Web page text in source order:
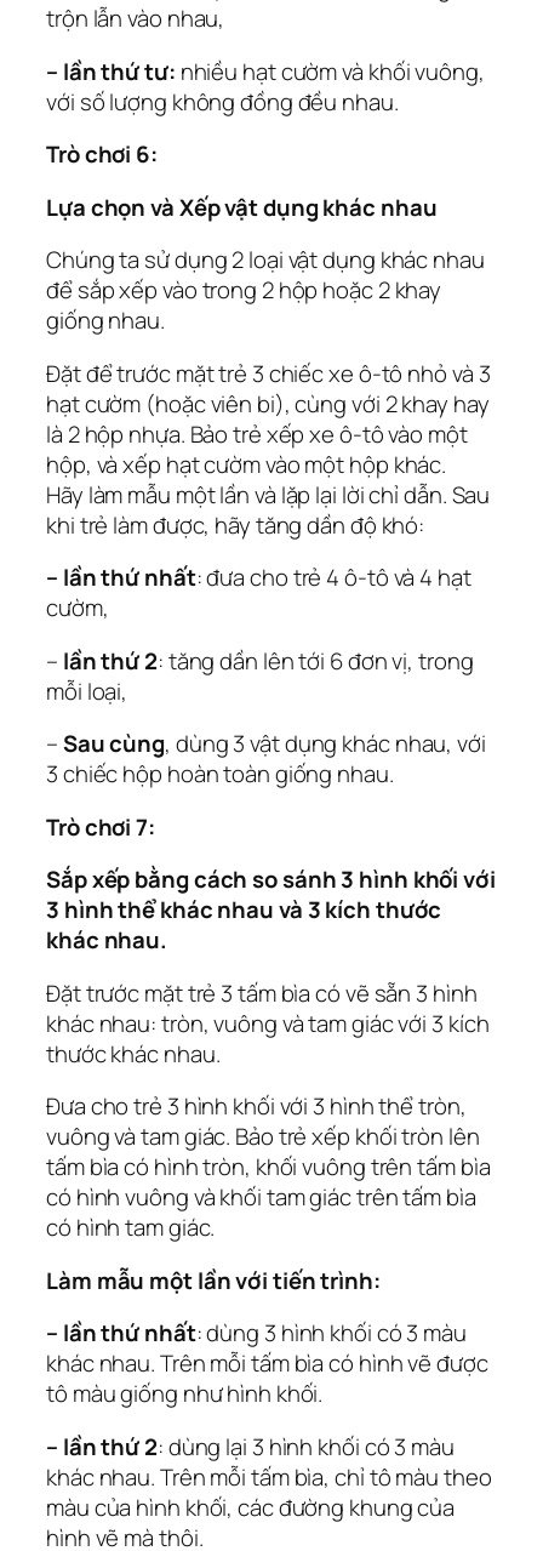
trộn lẫn vào nhau,
– lần thứ tư: nhiều hạt cườm và khối vuông,
với số lượng không đồng đều nhau.
Trò chơi 6:
Lựa chọn và Xếp vật dụng khác nhau
Chúng ta sử dụng 2 loại vật dụng khác nhau
để sắp xếp vào trong 2 hộp hoặc 2 khay
giống nhau.
Đặt để trước mặt trẻ 3 chiếc xe ô-tô nhỏ và 3
hạt cườm (hoặc viên bi), cùng với 2 khay hay
là 2 hộp nhựa. Bảo trẻ xếp xe ô-tô vào một
hộp, và xếp hạt cườm vào một hộp khác.
Hãy làm mẫu một lần và lặp lại lời chỉ dẫn. Sau
khi trẻ làm được, hãy tăng dần độ khó:
– lần thứ nhất: đưa cho trẻ 4 ô-tô và 4 hạt
cườm,
– lần thứ 2: tăng dần lên tới 6 đơn vị, trong
mỗi loại,
–Sau cùng, dùng 3 vật dụng khác nhau, với
3 chiếc hộp hoàn toàn giống nhau.
Trò chơi 7:
Sắp xếp bằng cách so sánh 3 hình khối với
3 hình thể khác nhau và 3 kích thước
khác nhau.
Đặt trước mặt trẻ 3 tấm bìa có vẽ sẵn 3 hình
khác nhau: tròn, vuông và tam giác với 3 kích
thước khác nhau.
Đưa cho trẻ 3 hình khối với 3 hình thể tròn,
vuông và tam giác. Bảo trẻ xếp khối tròn lên
tấm bìa có hình tròn, khối vuông trên tấm bìa
có hình vuông và khối tam giác trên tấm bìa
có hình tam giác.
Làm mẫu một lần với tiến trình:
– lần thứ nhất: dùng 3 hình khối có 3 màu
khác nhau. Trên mỗi tấm bìa có hình vẽ được
tô màu giống như hình khối.
– lần thứ 2: dùng lại 3 hình khối có 3 màu
khác nhau. Trên mỗi tấm bìa, chỉ tô màu theo
màu của hình khối, các đường khung của
hình vẽ mà thôi.